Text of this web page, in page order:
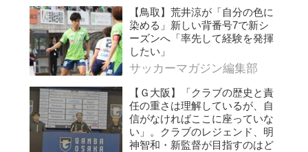
【鳥取】荒井涼が「自分の色に
染める」新しい背番号7で新シ
ーズンへ「率先して経験を発揮
したい」
サッカーマガジン編集部
【Ｇ大阪】「クラブの歴史と責
任の重さは理解しているが、自
信がなければここに座っていな
い」。クラブのレジェンド、明
神智和・新監督が目指すのはど